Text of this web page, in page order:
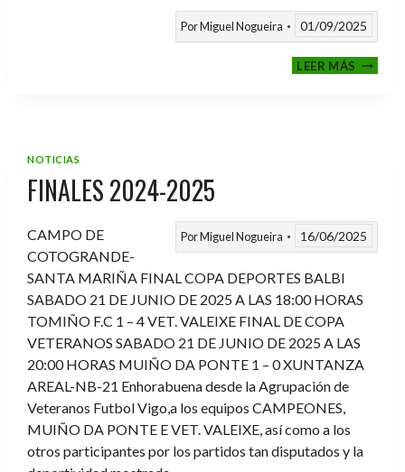
PorMiguel Nogueira 01/09/2025
LEER MÁSVI
NOTICIAS
FINALES 2024-2025
PorMiguel Nogueira 16/06/2025
CAMPO DE
COTOGRANDE-
SANTA MARIÑA FINAL COPA DEPORTES BALBI
SABADO 21 DE JUNIO DE 2025 A LAS 18:00 HORAS
TOMIÑO F.C 1 – 4 VET. VALEIXE FINAL DE COPA
VETERANOS SABADO 21 DE JUNIO DE 2025 A LAS
20:00 HORAS MUIÑO DA PONTE 1 – 0 XUNTANZA
AREAL-NB-21 Enhorabuena desde la Agrupación de
Veteranos Futbol Vigo,a los equipos CAMPEONES,
MUIÑO DA PONTE E VET. VALEIXE, así como a los
otros participantes por los partidos tan disputados y la